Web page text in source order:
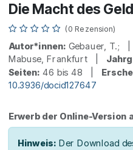
Die Macht des
(0 Rezension)
Autor*innen: Gebauer, T.; |
Mabuse, Frankfurt |
Seiten: 46 bis 48 |
10.3936/docid127647
Erwerb der Online-Version
Hinweis: Der Download